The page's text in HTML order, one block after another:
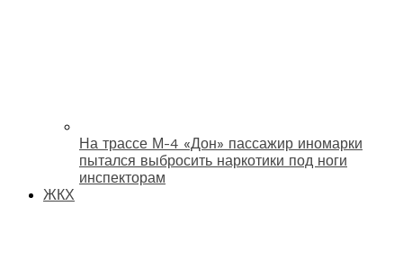
На трассе М-4 «Дон» пассажир иномарки
пытался выбросить наркотики под ноги
инспекторам
ЖКХ